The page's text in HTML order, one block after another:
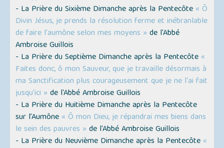
- La Prière du Sixième Dimanche après la Pentecôte « Ô
Divin Jésus, je prends la résolution ferme et inébranlable
de faire l'aumône selon mes moyens » de l'Abbé
Ambroise Guillois
- La Prière du Septième Dimanche après la Pentecôte «
Faites donc, ô mon Sauveur, que je travaille désormais à
ma Sanctification plus courageusement que je ne l'ai fait
jusqu'ici » de l'Abbé Ambroise Guillois
- La Prière du Huitième Dimanche après la Pentecôte
sur l’Aumône « Ô mon Dieu, je répandrai mes biens dans
le sein des pauvres » de l'Abbé Ambroise Guillois
- La Prière du Neuvième Dimanche après la Pentecôte «